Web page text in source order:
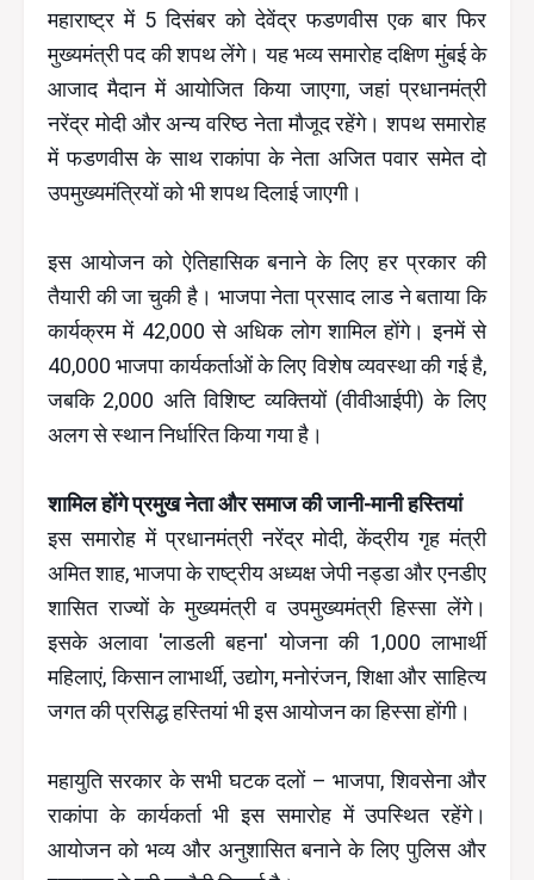
महाराष्ट्र में 5 दिसंबर को देवेंद्र फडणवीस एक बार फिर
मुख्यमंत्री पद की शपथ लेंगे। यह भव्य समारोह दक्षिण मुंबई के
आजाद मैदान में आयोजित किया जाएगा, जहां प्रधानमंत्री
नरेंद्र मोदी और अन्य वरिष्ठ नेता मौजूद रहेंगे। शपथ समारोह
में फडणवीस के साथ राकांपा के नेता अजित पवार समेत दो
उपमुख्यमंत्रियों को भी शपथ दिलाई जाएगी।
इस आयोजन को ऐतिहासिक बनाने के लिए हर प्रकार की
तैयारी की जा चुकी है। भाजपा नेता प्रसाद लाड ने बताया कि
कार्यक्रम में 42,000 से अधिक लोग शामिल होंगे। इनमें से
40,000 भाजपा कार्यकर्ताओं के लिए विशेष व्यवस्था की गई है,
जबकि 2,000 अति विशिष्ट व्यक्तियों (वीवीआईपी) के लिए
अलग से स्थान निर्धारित किया गया है।
शामिल होंगे प्रमुख नेता और समाज की जानी-मानी हस्तियां
इस समारोह में प्रधानमंत्री नरेंद्र मोदी, केंद्रीय गृह मंत्री
अमित शाह, भाजपा के राष्ट्रीय अध्यक्ष जेपी नड्डा और एनडीए
शासित राज्यों के मुख्यमंत्री व उपमुख्यमंत्री हिस्सा लेंगे।
इसके अलावा 'लाडली बहना' योजना की 1,000 लाभार्थी
महिलाएं, किसान लाभार्थी, उद्योग, मनोरंजन, शिक्षा और साहित्य
जगत की प्रसिद्ध हस्तियां भी इस आयोजन का हिस्सा होंगी।
महायुति सरकार के सभी घटक दलों – भाजपा, शिवसेना और
राकांपा के कार्यकर्ता भी इस समारोह में उपस्थित रहेंगे।
आयोजन को भव्य और अनुशासित बनाने के लिए पुलिस और